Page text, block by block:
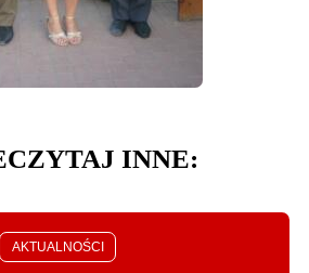
INNE:
AKTUALNOŚCI